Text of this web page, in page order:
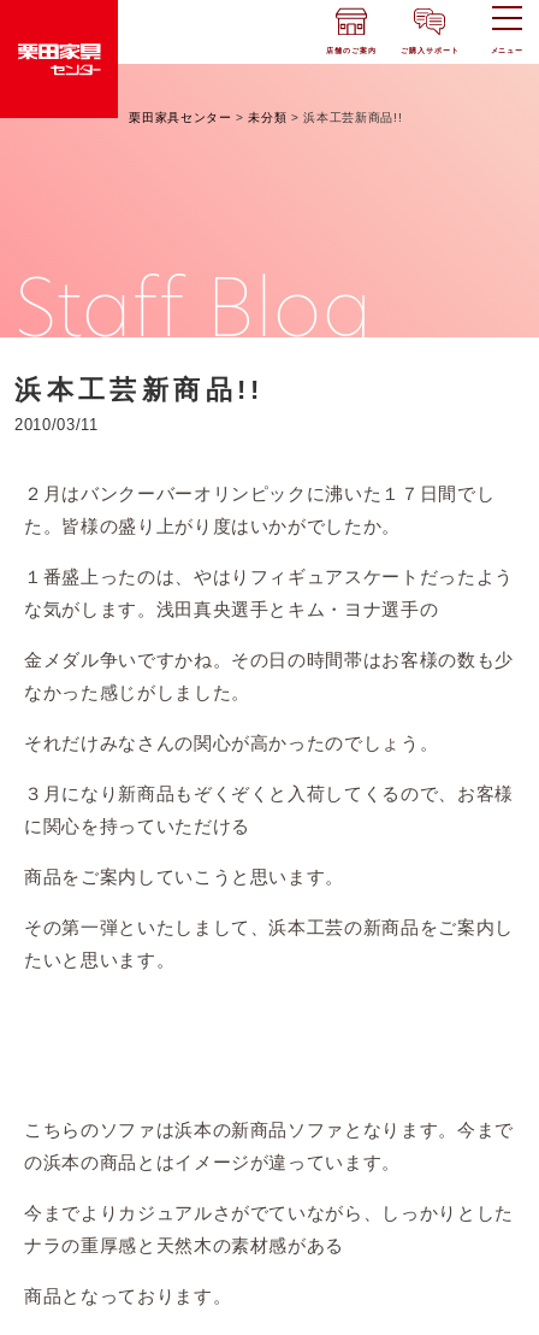
店舗のご案内 ご購入サポート メニュー
栗田家具センター >未分類 >浜本工芸新商品!!
Staff Blog
浜本工芸新商品!!
2010/03/11
２月はバンクーバーオリンピックに沸いた１７日間でし
た。皆様の盛り上がり度はいかがでしたか。
１番盛上ったのは、やはりフィギュアスケートだったよう
な気がします。浅田真央選手とキム・ヨナ選手の
金メダル争いですかね。その日の時間帯はお客様の数も少
なかった感じがしました。
それだけみなさんの関心が高かったのでしょう。
３月になり新商品もぞくぞくと入荷してくるので、お客様
に関心を持っていただける
商品をご案内していこうと思います。
その第一弾といたしまして、浜本工芸の新商品をご案内し
たいと思います。
こちらのソファは浜本の新商品ソファとなります。今まで
の浜本の商品とはイメージが違っています。
今までよりカジュアルさがでていながら、しっかりとした
ナラの重厚感と天然木の素材感がある
商品となっております。